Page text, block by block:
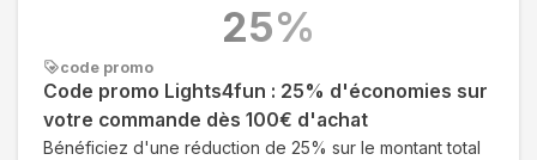
code promo
Code promo Lights4fun : 25% d'économies sur
votre commande dès 100€ d'achat
Bénéficiez d'une réduction de 25% sur le montant total
25%